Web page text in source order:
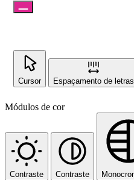
Cursor Espaçamento de letras
Módulos de cor
Contraste Contraste